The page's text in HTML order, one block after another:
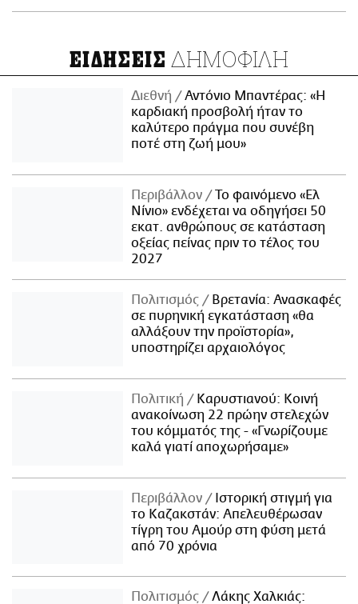
ΕΙΔΗΣΕΙΣ ΔΗΜΟΦΙΛΗ
Διεθνή
Αντόνιο Μπαντέρας: «Η
καρδιακή προσβολή ήταν το
καλύτερο πράγμα που συνέβη
ποτέ στη ζωή μου»
Περιβάλλον
Το φαινόμενο «Ελ
Νίνιο» ενδέχεται να οδηγήσει 50
εκατ. ανθρώπους σε κατάσταση
οξείας πείνας πριν το τέλος του
2027
Πολιτισμός
Βρετανία: Ανασκαφές
σε πυρηνική εγκατάσταση «θα
αλλάξουν την προϊστορία»,
υποστηρίζει αρχαιολόγος
Πολιτική
Καρυστιανού: Κοινή
ανακοίνωση 22 πρώην στελεχών
του κόμματός της - «Γνωρίζουμε
καλά γιατί αποχωρήσαμε»
Περιβάλλον
Ιστορική στιγμή για
το Καζακστάν: Απελευθέρωσαν
τίγρη του Αμούρ στη φύση μετά
από 70 χρόνια
Πολιτισμός
Λάκης Χαλκιάς: